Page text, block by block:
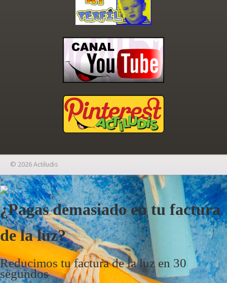
© 2026 Actiludis
×
¿Pagas demasiado en tu factura
de la luz?
Reducimos tu factura de la luz en 30
segundos